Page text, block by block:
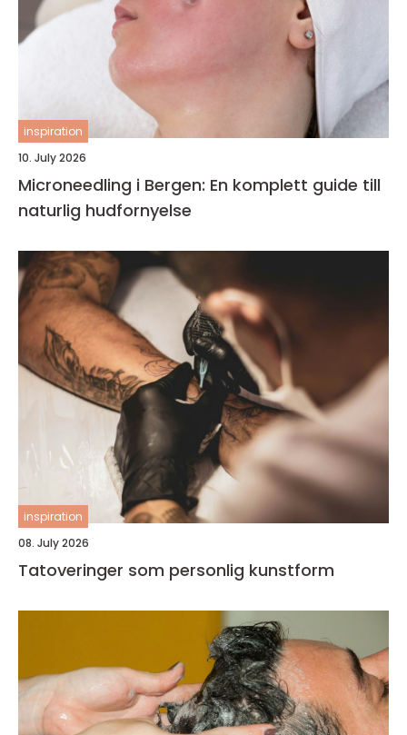
inspiration
10. July 2026
Microneedling i Bergen: En komplett guide till
naturlig hudfornyelse
inspiration
08. July 2026
Tatoveringer som personlig kunstform